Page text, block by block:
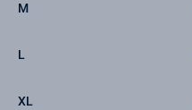
M
L
XL